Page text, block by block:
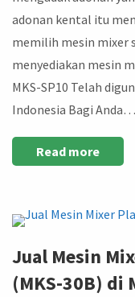
adonan kental itu
memilih mesin mixer
menyediakan mesin
MKS-SP10 Telah
Indonesia Bagi Anda…
Read more
Jual Mesin
(MKS-30B) di